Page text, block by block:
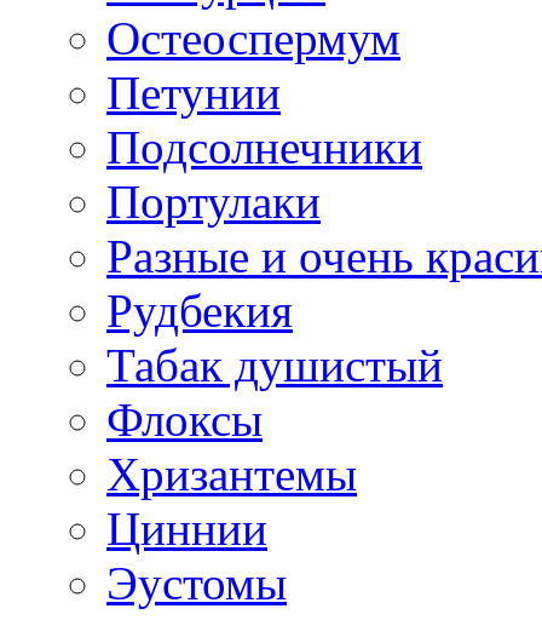
Остеоспермум
Петунии
Подсолнечники
Портулаки
Разные и очень
Рудбекия
Табак душистый
Флоксы
Хризантемы
Циннии
Эустомы